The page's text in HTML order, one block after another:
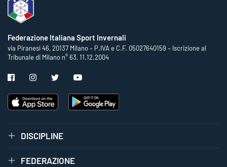
Federazione Italiana Sport Invernali
via Piranesi 46, 20137 Milano – P.IVA e C.F. 05027640159 – Iscrizione al
Tribunale di Milano n° 63, 11.12.2004
DISCIPLINE
FEDERAZIONE